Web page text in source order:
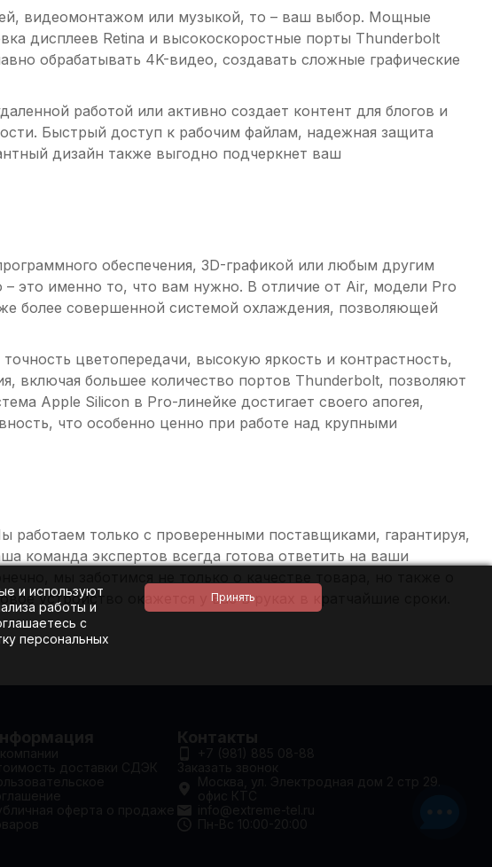
видеомонтажом или музыкой, то – ваш выбор. Мощные
дисплеев Retina и высокоскоростные порты Thunderbolt
обрабатывать 4K-видео, создавать сложные графические
работой или активно создает контент для блогов и
Быстрый доступ к рабочим файлам, надежная защита
дизайн также выгодно подчеркнет ваш
обеспечения, 3D-графикой или любым другим
это именно то, что вам нужно. В отличие от Air, модели Pro
более совершенной системой охлаждения, позволяющей
цветопередачи, высокую яркость и контрастность,
включая большее количество портов Thunderbolt, позволяют
Apple Silicon в Pro-линейке достигает своего апогея,
что особенно ценно при работе над крупными
только с проверенными поставщиками, гарантируя,
команда экспертов всегда готова ответить на ваши
устройство окажется у вас в руках в кратчайшие сроки.
и используют
работы и
с
персональных